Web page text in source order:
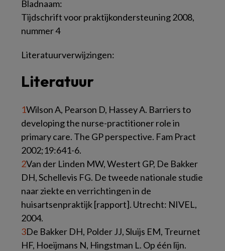
Bladnaam:
Tijdschrift voor praktijkondersteuning 2008,
nummer 4
Literatuurverwijzingen:
Literatuur
1Wilson A, Pearson D, Hassey A. Barriers to
developing the nurse-practitioner role in
primary care. The GP perspective. Fam Pract
2002;19:641-6.
2Van der Linden MW, Westert GP, De Bakker
DH, Schellevis FG. De tweede nationale studie
naar ziekte en verrichtingen in de
huisartsenpraktijk [rapport]. Utrecht: NIVEL,
2004.
3De Bakker DH, Polder JJ, Sluijs EM, Treurnet
HF, Hoeijmans N, Hingstman L. Op één lijn.